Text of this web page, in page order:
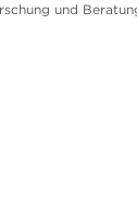
und